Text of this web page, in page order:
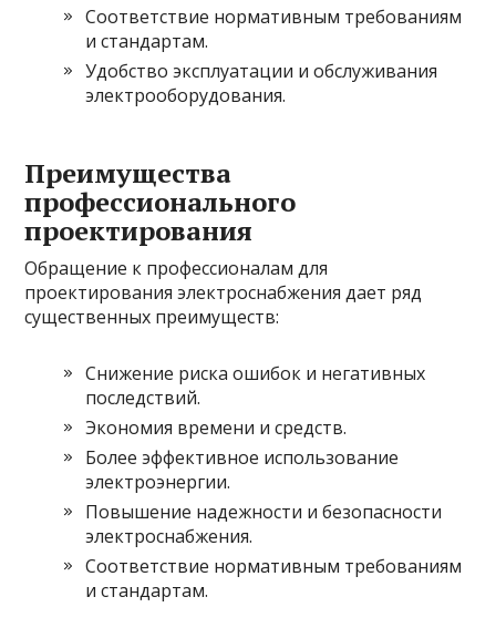
Соответствие нормативным требованиям
и стандартам.
Удобство эксплуатации и обслуживания
электрооборудования.
Преимущества
профессионального
проектирования
Обращение к профессионалам для
проектирования электроснабжения дает ряд
существенных преимуществ:
Снижение риска ошибок и негативных
последствий.
Экономия времени и средств.
Более эффективное использование
электроэнергии.
Повышение надежности и безопасности
электроснабжения.
Соответствие нормативным требованиям
и стандартам.